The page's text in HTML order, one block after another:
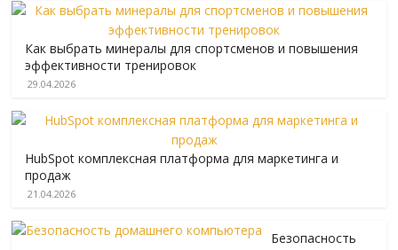
Как выбрать минералы для спортсменов и повышения
эффективности тренировок
29.04.2026
HubSpot комплексная платформа для маркетинга и
продаж
21.04.2026
Безопасность